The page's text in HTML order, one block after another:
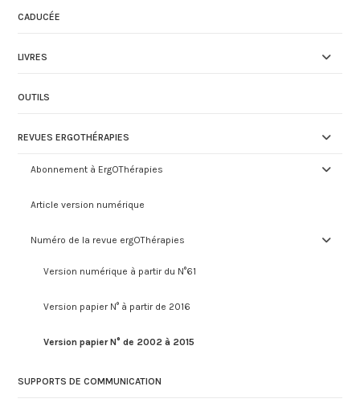
CADUCÉE
LIVRES
OUTILS
REVUES ERGOTHÉRAPIES
Abonnement à ErgOThérapies
Article version numérique
Numéro de la revue ergOThérapies
Version numérique à partir du N°61
Version papier N° à partir de 2016
Version papier N° de 2002 à 2015
SUPPORTS DE COMMUNICATION